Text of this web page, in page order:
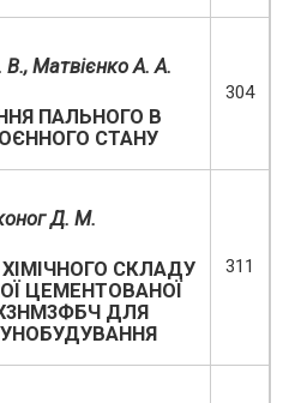
В., Матвієнко А. А.
ПАЛЬНОГО В
СТАНУ
304
Д. М.
СКЛАДУ
ЦЕМЕНТОВАНОЇ
ДЛЯ
311